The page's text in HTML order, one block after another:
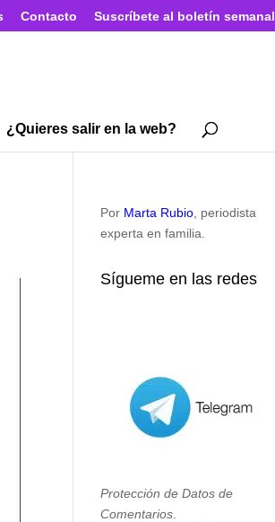
Contacto Suscríbete al boletín semanal
¿Quieres salir en la web?
Por Marta Rubio , periodista
experta en familia.
Sígueme en las redes
Protección de Datos de
Comentarios